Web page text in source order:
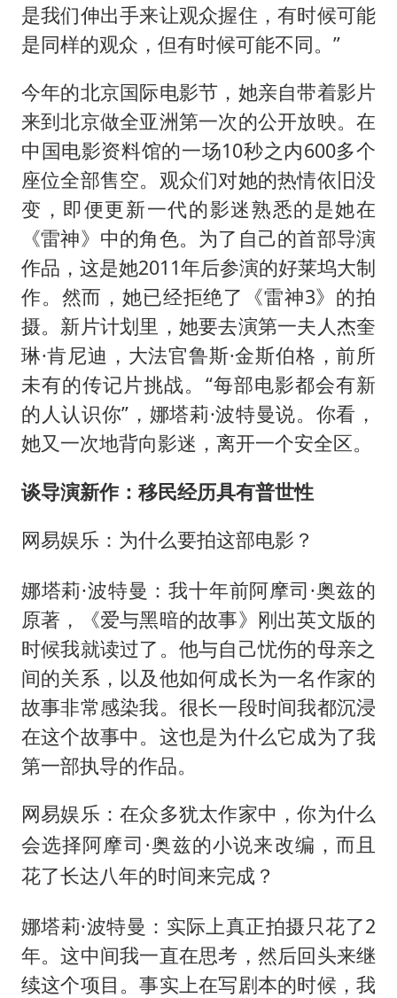
是我们伸出手来让观众握住，有时候可能
是同样的观众，但有时候可能不同。”
今年的北京国际电影节，她亲自带着影片
来到北京做全亚洲第一次的公开放映。在
中国电影资料馆的一场10秒之内600多个
座位全部售空。观众们对她的热情依旧没
变，即便更新一代的影迷熟悉的是她在
《雷神》中的角色。为了自己的首部导演
作品，这是她2011年后参演的好莱坞大制
作。然而，她已经拒绝了《雷神3》的拍
摄。新片计划里，她要去演第一夫人杰奎
琳·肯尼迪，大法官鲁斯·金斯伯格，前所
未有的传记片挑战。“每部电影都会有新
的人认识你”，娜塔莉·波特曼说。你看，
她又一次地背向影迷，离开一个安全区。
谈导演新作：移民经历具有普世性
网易娱乐：为什么要拍这部电影？
娜塔莉·波特曼：我十年前阿摩司·奥兹的
原著，《爱与黑暗的故事》刚出英文版的
时候我就读过了。他与自己忧伤的母亲之
间的关系，以及他如何成长为一名作家的
故事非常感染我。很长一段时间我都沉浸
在这个故事中。这也是为什么它成为了我
第一部执导的作品。
网易娱乐：在众多犹太作家中，你为什么
会选择阿摩司·奥兹的小说来改编，而且
花了长达八年的时间来完成？
娜塔莉·波特曼：实际上真正拍摄只花了2
年。这中间我一直在思考，然后回头来继
续这个项目。事实上在写剧本的时候，我